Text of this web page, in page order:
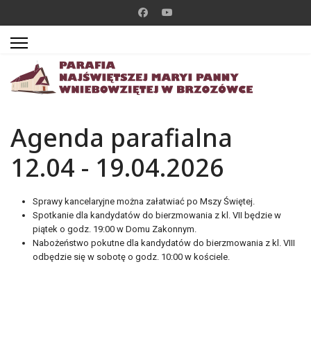
Agenda parafialna
12.04 - 19.04.2026
Sprawy kancelaryjne można załatwiać po Mszy Świętej.
Spotkanie dla kandydatów do bierzmowania z kl. VII będzie w
piątek o godz. 19:00 w Domu Zakonnym.
Nabożeństwo pokutne dla kandydatów do bierzmowania z kl. VIII
odbędzie się w sobotę o godz. 10:00 w kościele.